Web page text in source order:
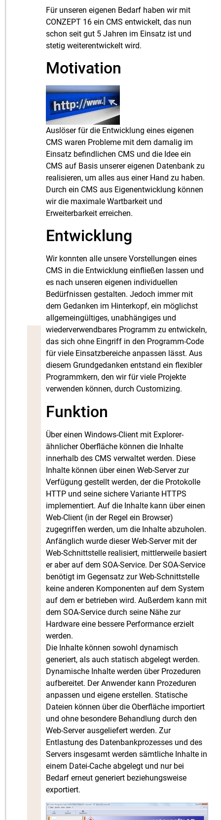
Für unseren eigenen Bedarf haben wir mit
CONZEPT 16 ein CMS entwickelt, das nun
schon seit gut 5 Jahren im Einsatz ist und
stetig weiterentwickelt wird.
Motivation
Auslöser für die Entwicklung eines eigenen
CMS waren Probleme mit dem damalig im
Einsatz befindlichen CMS und die Idee ein
CMS auf Basis unserer eigenen Datenbank zu
realisieren, um alles aus einer Hand zu haben.
Durch ein CMS aus Eigenentwicklung können
wir die maximale Wartbarkeit und
Erweiterbarkeit erreichen.
Entwicklung
Wir konnten alle unsere Vorstellungen eines
CMS in die Entwicklung einfließen lassen und
es nach unseren eigenen individuellen
Bedürfnissen gestalten. Jedoch immer mit
dem Gedanken im Hinterkopf, ein möglichst
allgemeingültiges, unabhängiges und
wiederverwendbares Programm zu entwickeln,
das sich ohne Eingriff in den Programm-Code
für viele Einsatzbereiche anpassen lässt. Aus
diesem Grundgedanken entstand ein flexibler
Programmkern, den wir für viele Projekte
verwenden können, durch Customizing.
Funktion
Über einen Windows-Client mit Explorer-
ähnlicher Oberfläche können die Inhalte
innerhalb des CMS verwaltet werden. Diese
Inhalte können über einen Web-Server zur
Verfügung gestellt werden, der die Protokolle
HTTP und seine sichere Variante HTTPS
implementiert. Auf die Inhalte kann über einen
Web-Client (in der Regel ein Browser)
zugegriffen werden, um die Inhalte abzuholen.
Anfänglich wurde dieser Web-Server mit der
Web-Schnittstelle realisiert, mittlerweile basiert
er aber auf dem SOA-Service. Der SOA-Service
benötigt im Gegensatz zur Web-Schnittstelle
keine anderen Komponenten auf dem System
auf dem er betrieben wird. Außerdem kann mit
dem SOA-Service durch seine Nähe zur
Hardware eine bessere Performance erzielt
werden.
Die Inhalte können sowohl dynamisch
generiert, als auch statisch abgelegt werden.
Dynamische Inhalte werden über Prozeduren
aufbereitet. Der Anwender kann Prozeduren
anpassen und eigene erstellen. Statische
Dateien können über die Oberfläche importiert
und ohne besondere Behandlung durch den
Web-Server ausgeliefert werden. Zur
Entlastung des Datenbankprozesses und des
Servers insgesamt werden sämtliche Inhalte in
einem Datei-Cache abgelegt und nur bei
Bedarf erneut generiert beziehungsweise
exportiert.